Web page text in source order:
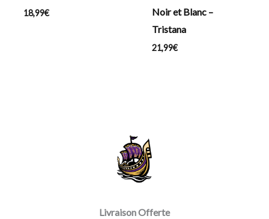
18,99€
Noir et Blanc –
Tristana
21,99€
Livraison Offerte